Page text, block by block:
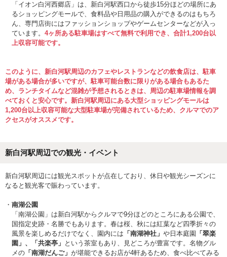
「イオン白河西郷店」は、新白河駅西口から徒歩15分ほどの場所にあ
るショッピングモールで、食料品や日用品の購入ができるのはもちろ
ん、専門店街にはファッションショップやゲームセンターなどが入っ
ています。 4ヶ所ある駐車場はすべて無料で利用でき、合計1,200台以
上収容可能です。
このように、新白河駅周辺のカフェやレストランなどの飲食店は、駐車
場がある場合が多いですが、駐車可能台数に限りがある場合もあるた
め、ランチタイムなど混雑が予想されるときは、周辺の駐車場情報を調
べておくと安心です。新白河駅周辺にある大型ショッピングモールは
1,200台以上収容可能な大型駐車場が完備されているため、クルマでのア
クセスがオススメです。
新白河駅周辺での観光・イベント
新白河駅周辺には観光スポットが点在しており、休日や観光シーズンに
なると観光客で賑わっています。
南湖公園
「南湖公園」は新白河駅からクルマで9分ほどのところにある公園で、
国指定史跡・名勝でもあります。春は桜、秋には紅葉など四季折々の
風景を楽しめるだけでなく、園内には 「南湖神社」 や日本庭園 「翠楽
園」、「共楽亭」 という茶室もあり、見どころが豊富です。名物グル
メの 「南湖だんご」 が堪能できるお店が4軒あるため、食べ比べてみる